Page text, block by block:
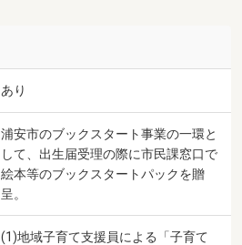
あり
浦安市のブックスタート事業の一環と
して、出生届受理の際に市民課窓口で
絵本等のブックスタートパックを贈
呈。
(1)地域子育て支援員による「子育て